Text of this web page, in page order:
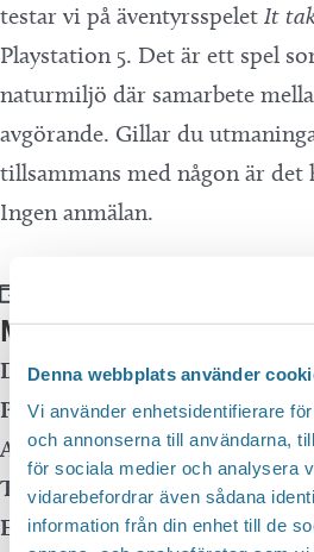
Denna webbplats använder
Vi använder enhetsidentifierare
och annonserna till användarna,
för sociala medier och analysera
vidarebefordrar även sådana
information från din enhet till de
testar vi på äventyrsspelet It
Playstation 5. Det är ett spel
naturmiljö där samarbete
avgörande. Gillar du
tillsammans med någon är det
Ingen anmälan.
Mer info
Datum: 3 december, 2024 kl
Plats:Motala huvudbibliotek
Adress:
Telefon:
E-mail: